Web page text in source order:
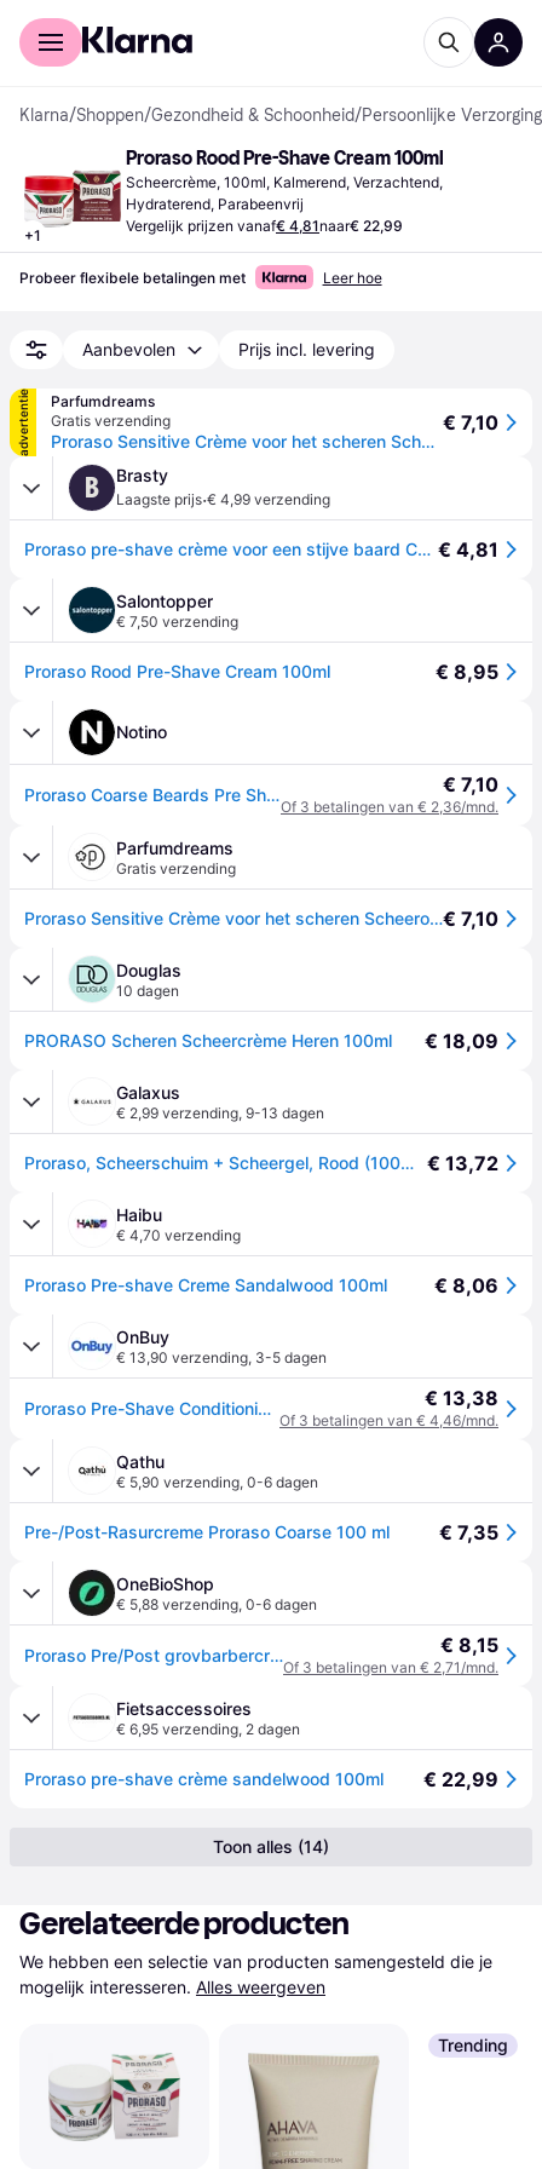
Voor shoppers
Klarna/Shoppen/Gezondheid & Schoonheid/Persoonlijke Verzorging
+1
Proraso Rood Pre-Shave Cream 100ml
Scheercrème, 100ml, Kalmerend, Verzachtend,
Hydraterend, Parabeenvrij
Vergelijk prijzen vanaf€ 4,81naar€ 22,99
Probeer flexibele betalingen met Leer hoe
Aanbevolen Prijs incl. levering
advertentie
Parfumdreams
Gratis verzending
Proraso Sensitive Crème voor het scheren Scheeronderhoud Dames 100 ml
€ 7,10
B Brasty
Laagste prijs·€ 4,99 verzending
Proraso pre-shave crème voor een stijve baard Coarse Beards Pre-Shave Cream 100 ml € 4,81
Salontopper
€ 7,50 verzending
Proraso Rood Pre-Shave Cream 100ml € 8,95
Notino
Proraso Coarse Beards Pre Shave Crème voor Hard Baardhaar 100 ml € 7,10
Of 3 betalingen van € 2,36/mnd.
Parfumdreams
Gratis verzending
Proraso Sensitive Crème voor het scheren Scheeronderhoud Dames 100 ml€ 7,10
Douglas
10 dagen
PRORASO Scheren Scheercrème Heren 100ml € 18,09
Galaxus
€ 2,99 verzending, 9-13 dagen
Proraso, Scheerschuim + Scheergel, Rood (100ml, Voor het scheren) € 13,72
Haibu
€ 4,70 verzending
Proraso Pre-shave Creme Sandalwood 100ml € 8,06
OnBuy
€ 13,90 verzending, 3-5 dagen
Proraso Pre-Shave Conditioning Cream voor mannen Hydraterend en voedend voor ruwe baarden met sandelhoutolie 3,6 oz € 13,38
Of 3 betalingen van € 4,46/mnd.
Qathu
€ 5,90 verzending, 0-6 dagen
Pre-/Post-Rasurcreme Proraso Coarse 100 ml € 7,35
OneBioShop
€ 5,88 verzending, 0-6 dagen
Proraso Pre/Post grovbarbercreme 100ml € 8,15
Of 3 betalingen van € 2,71/mnd.
Fietsaccessoires
€ 6,95 verzending, 2 dagen
Proraso pre-shave crème sandelwood 100ml € 22,99
Toon alles (14)
Gerelateerde producten
We hebben een selectie van producten samengesteld die je
mogelijk interesseren. Alles weergeven
Trending